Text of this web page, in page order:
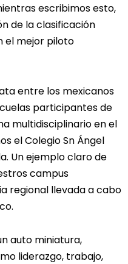
escribimos esto,
de la clasificación
el mejor piloto
entre los mexicanos
participantes de
multidisciplinario en el
el Colegio Sn Ángel
Un ejemplo claro de
campus
regional llevada a cabo
auto miniatura,
liderazgo, trabajo,